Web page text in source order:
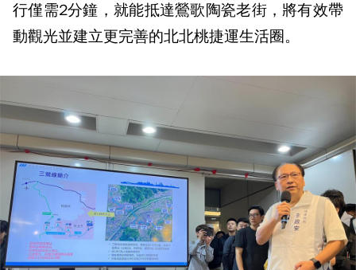
行僅需2分鐘，就能抵達鶯歌陶瓷老街，將有效帶
動觀光並建立更完善的北北桃捷運生活圈。